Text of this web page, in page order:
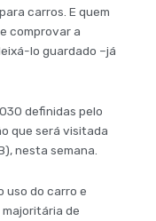
carros. E quem
comprovar a
lo guardado –já
definidas pelo
que será visitada
nesta semana.
uso do carro e
de